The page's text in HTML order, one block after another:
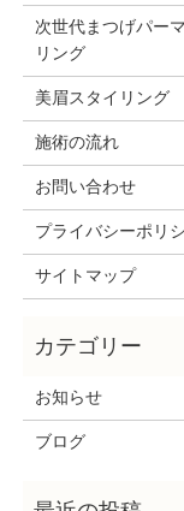
次世代まつげパー
リング
美眉スタイリング
施術の流れ
お問い合わせ
プライバシーポリ
サイトマップ
お知らせ
ブログ